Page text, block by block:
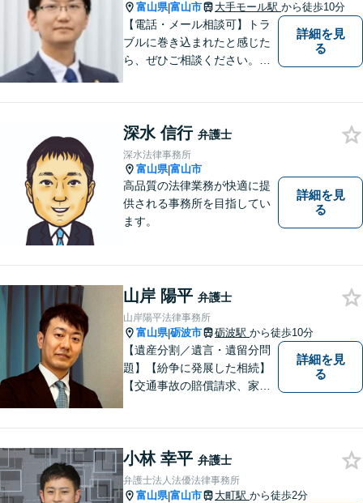
富山県|富山市 大手モール駅 から徒歩10分
【電話・メール相談可】トラ
ブルに巻き込まれたと感じた
ら、ぜひご相談ください。離
を解決するため、迅速かつ丁
寧にサポートいたします。
【夜間対応可能】
詳細を見
る
深水 信行 弁護士
深水法律事務所
富山県|富山市
高品質の法律業務が快適に提
供される事務所を目指してい
ます。
詳細を見
る
山岸 陽平 弁護士
山岸陽平法律事務所
富山県|砺波市 砺波駅 から徒歩10分
【遺産分割／遺言・遺留分問
題】【紛争に発展した相続】
【交通事故の賠償請求、家族
交渉などの代理人活動を行い
ます。顧問契約先の法律相
談、個人の方の法律相談対応
詳細を見
る
小林 幸平 弁護士
弁護士法人法優法律事務所
富山県|富山市 大町駅 から徒歩2分